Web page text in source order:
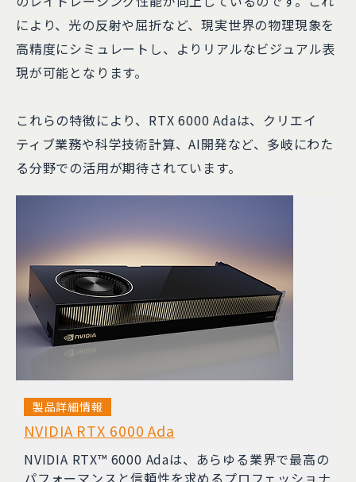
により、光の反射や屈折など、現実世界の物理現象を
高精度にシミュレートし、よりリアルなビジュアル表
現が可能となります。
これらの特徴により、RTX 6000 Adaは、クリエイ
ティブ業務や科学技術計算、AI開発など、多岐にわた
る分野での活用が期待されています。
製品詳細情報
NVIDIA RTX 6000 Ada
NVIDIA RTX™ 6000 Adaは、あらゆる業界で最高の
パフォーマンスと信頼性を求めるプロフェッショナ